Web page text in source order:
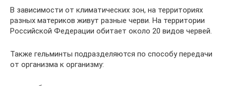
В зависимости от климатических зон, на территориях
разных материков живут разные черви. На территории
Российской Федерации обитает около 20 видов червей.
Также гельминты подразделяются по способу передачи
от организма к организму: